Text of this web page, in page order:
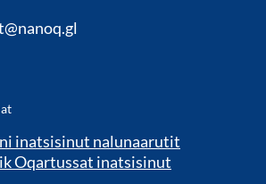
inatsisinut nalunaarutit
Oqartussat inatsisinut